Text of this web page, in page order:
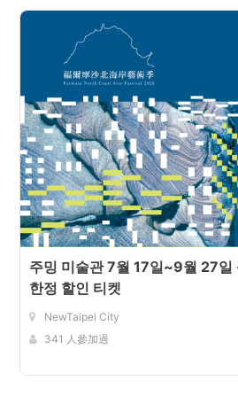
주밍 미술관 7월 17일~9월 27일
한정 할인 티켓
NewTaipei City
341 人參加過